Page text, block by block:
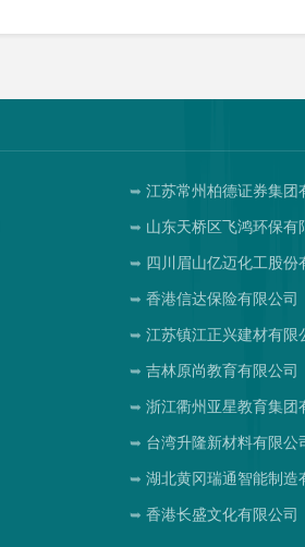
江苏常州柏德证券集团
山东天桥区飞鸿环保有
四川眉山亿迈化工股份
香港信达保险有限公司
江苏镇江正兴建材有限
吉林原尚教育有限公司
浙江衢州亚星教育集团
台湾升隆新材料有限公
湖北黄冈瑞通智能制造
香港长盛文化有限公司